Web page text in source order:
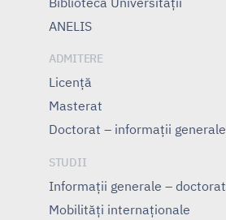
ANELIS
ADMITERE
Licență
Masterat
Doctorat – informații generale
STUDII
Informații generale – doctorat
Mobilități internaționale